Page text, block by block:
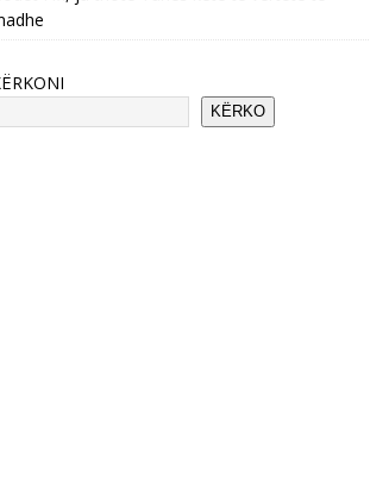
KËRKO